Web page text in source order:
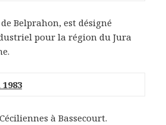
Belprahon, est désigné
pour la région du Jura
à Bassecourt.